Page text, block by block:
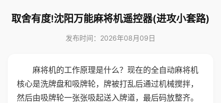
取舍有度!沈阳万能麻将机遥控器(进攻小套路)
发布时间：2026年08月09日
麻将机的工作原理是什么？现在的全自动麻将机
核心是洗牌盘和吸牌轮，牌被打乱后通过机械搅拌，
然后由吸牌轮一张张吸起送入牌道，最后码放整齐。